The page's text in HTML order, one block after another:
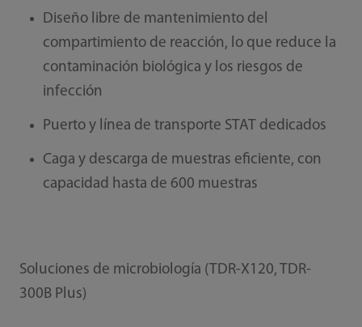
Diseño libre de mantenimiento del
compartimiento de reacción, lo que reduce la
contaminación biológica y los riesgos de
infección
Puerto y línea de transporte STAT dedicados
Caga y descarga de muestras eficiente, con
capacidad hasta de 600 muestras
Soluciones de microbiología (TDR-X120, TDR-
300B Plus)